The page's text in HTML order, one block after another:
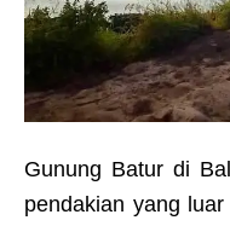
Gunung Batur di
pendakian yang